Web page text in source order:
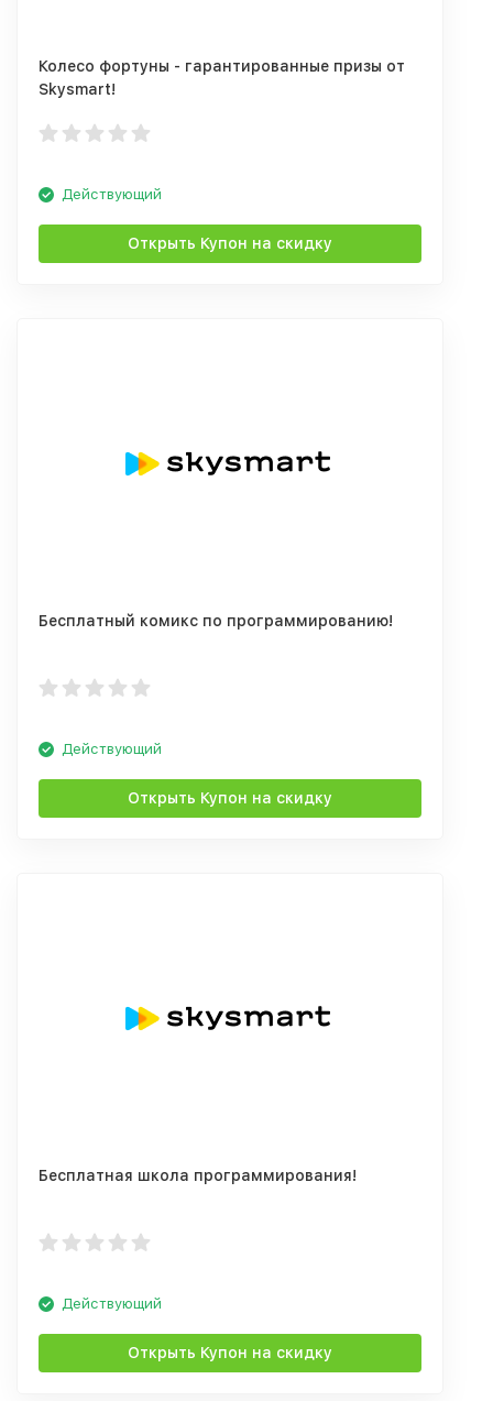
Колесо фортуны - гарантированные призы от
Skysmart!
Действующий
Открыть Купон на скидку
Бесплатный комикс по программированию!
Действующий
Открыть Купон на скидку
Бесплатная школа программирования!
Действующий
Открыть Купон на скидку